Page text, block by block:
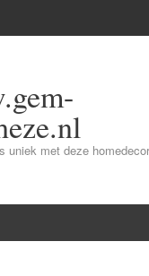
uniek met deze